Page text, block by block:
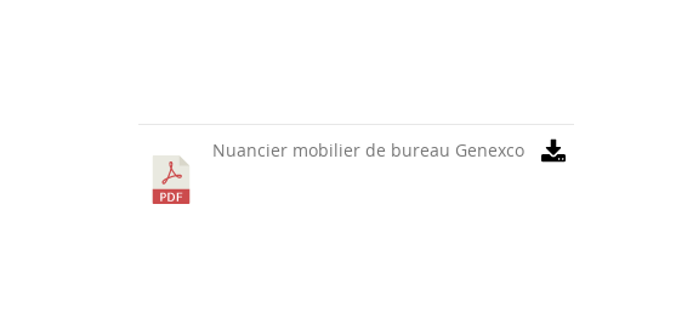
Nuancier mobilier de bureau Genexco